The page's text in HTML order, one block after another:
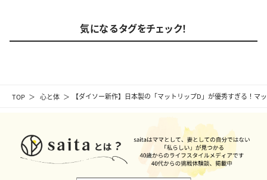
TOP 心と体 【ダイソー新作】日本製の「マットリップD」が優秀すぎる！
気になるタグをチェック！